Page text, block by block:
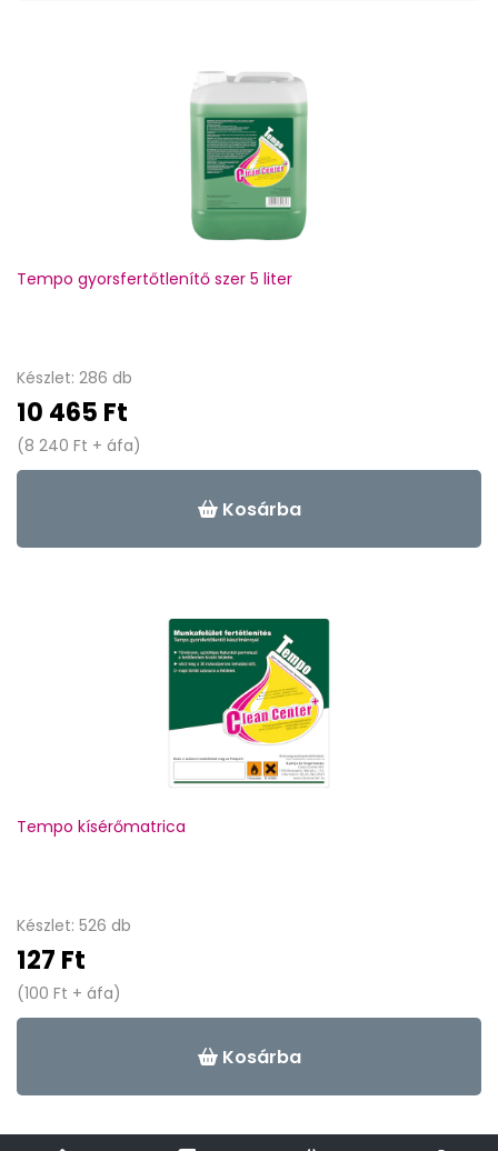
Tempo gyorsfertőtlenítő szer 5 liter
Készlet: 286 db
10 465 Ft
(8 240 Ft + áfa)
Kosárba
Tempo kísérőmatrica
Készlet: 526 db
127 Ft
(100 Ft + áfa)
Kosárba